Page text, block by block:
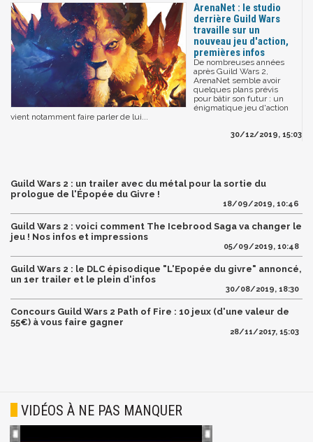
ArenaNet : le studio
derrière Guild Wars
travaille sur un
nouveau jeu d'action,
premières infos
De nombreuses années
après Guild Wars 2,
ArenaNet semble avoir
quelques plans prévis
pour bâtir son futur : un
énigmatique jeu d'action
vient notamment faire parler de lui...
30/12/2019, 15:03
Guild Wars 2 : un trailer avec du métal pour la sortie du
prologue de l'Épopée du Givre !
18/09/2019, 10:46
Guild Wars 2 : voici comment The Icebrood Saga va changer le
jeu ! Nos infos et impressions
05/09/2019, 10:48
Guild Wars 2 : le DLC épisodique "L'Epopée du givre" annoncé,
un 1er trailer et le plein d'infos
30/08/2019, 18:30
Concours Guild Wars 2 Path of Fire : 10 jeux (d'une valeur de
55€) à vous faire gagner
28/11/2017, 15:03
VIDÉOS À NE PAS MANQUER